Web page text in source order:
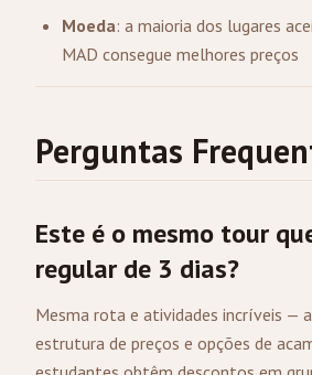
Moeda: a maioria dos lugares
MAD consegue melhores preços
Perguntas
Este é o mesmo tour
regular de 3 dias?
Mesma rota e atividades incríveis —
estrutura de preços e opções de